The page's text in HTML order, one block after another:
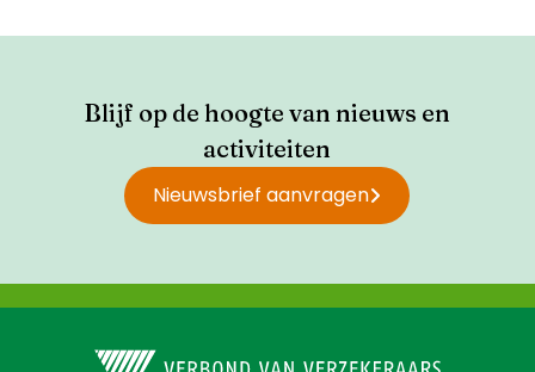
Blijf op de hoogte van nieuws en
activiteiten
Nieuwsbrief aanvragen